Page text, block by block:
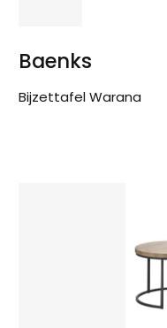
Baenks
Bijzettafel Warana